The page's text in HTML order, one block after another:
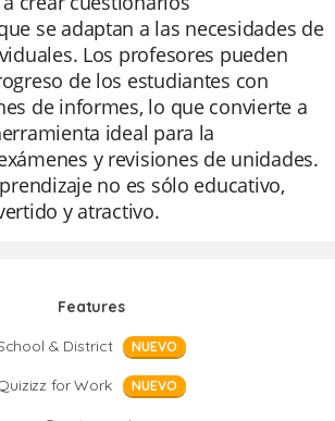
se adaptan a las necesidades de
Los profesores pueden
de los estudiantes con
de informes, lo que convierte a
ideal para la
y revisiones de unidades.
no es sólo educativo,
y atractivo.
Features
& District
NUEVO
for Work NUEVO